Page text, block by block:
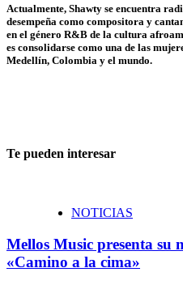
Actualmente, Shawty se encuentra
desempeña como compositora y
en el género R&B de la cultura
es consolidarse como una de las
Medellín, Colombia y el mundo.
Te pueden interesar
NOTICIAS
Mellos Music presenta su
«Camino a la cima»